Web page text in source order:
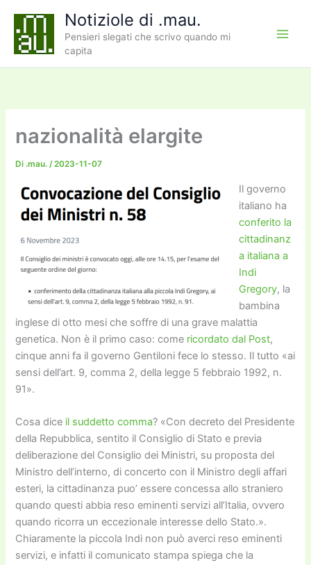
contenuto
Notiziole di .mau.
Pensieri slegati che scrivo quando mi
capita
nazionalità elargite
Di .mau./2023-11-07
Il governo
italiano ha
conferito la
cittadinanz
a italiana a
Indi
Gregory, la
bambina
inglese di otto mesi che soffre di una grave malattia
genetica. Non è il primo caso: come ricordato dal Post,
cinque anni fa il governo Gentiloni fece lo stesso. Il tutto «ai
sensi dell’art. 9, comma 2, della legge 5 febbraio 1992, n.
91».
Cosa dice il suddetto comma? «Con decreto del Presidente
della Repubblica, sentito il Consiglio di Stato e previa
deliberazione del Consiglio dei Ministri, su proposta del
Ministro dell’interno, di concerto con il Ministro degli affari
esteri, la cittadinanza puo’ essere concessa allo straniero
quando questi abbia reso eminenti servizi all’Italia, ovvero
quando ricorra un eccezionale interesse dello Stato.».
Chiaramente la piccola Indi non può averci reso eminenti
servizi, e infatti il comunicato stampa spiega che la